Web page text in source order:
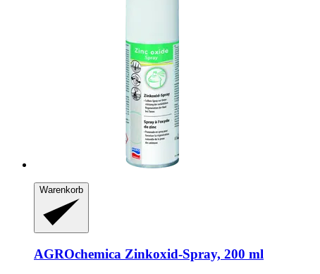
Warenkorb
AGROchemica Zinkoxid-​Spray, 200 ml